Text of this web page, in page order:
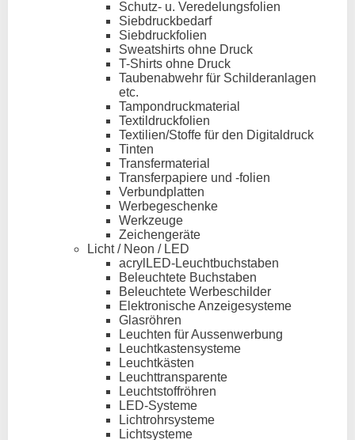
Schutz- u. Veredelungsfolien
Siebdruckbedarf
Siebdruckfolien
Sweatshirts ohne Druck
T-Shirts ohne Druck
Taubenabwehr für Schilderanlagen
etc.
Tampondruckmaterial
Textildruckfolien
Textilien/Stoffe für den Digitaldruck
Tinten
Transfermaterial
Transferpapiere und -folien
Verbundplatten
Werbegeschenke
Werkzeuge
Zeichengeräte
Licht / Neon / LED
acrylLED-Leuchtbuchstaben
Beleuchtete Buchstaben
Beleuchtete Werbeschilder
Elektronische Anzeigesysteme
Glasröhren
Leuchten für Aussenwerbung
Leuchtkastensysteme
Leuchtkästen
Leuchttransparente
Leuchtstoffröhren
LED-Systeme
Lichtrohrsysteme
Lichtsysteme